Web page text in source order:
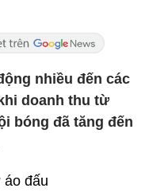
nhiều đến các
doanh thu từ
bóng đã tăng đến
áo đấu